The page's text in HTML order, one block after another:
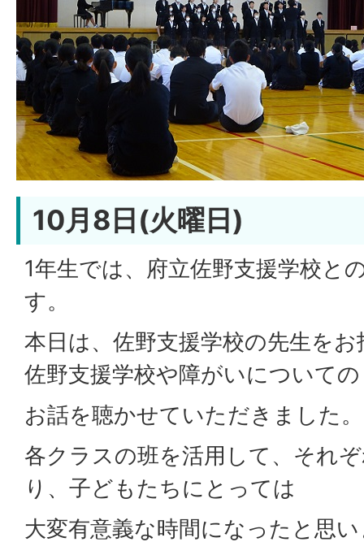
10月8日(火曜日)
1年生では、府立佐野支援学校と
す。
本日は、佐野支援学校の先生を
佐野支援学校や障がいについての
お話を聴かせていただきました。
各クラスの班を活用して、それ
り、子どもたちにとっては
大変有意義な時間になったと思